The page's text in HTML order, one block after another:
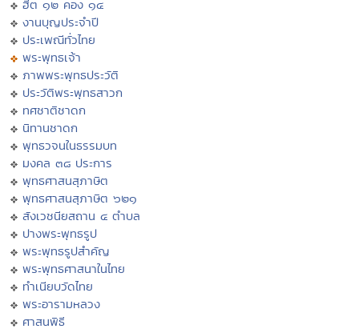
ฮีต ๑๒ คอง ๑๔
งานบุญประจำปี
ประเพณีทั่วไทย
พระพุทธเจ้า
ภาพพระพุทธประวัติ
ประวัติพระพุทธสาวก
ทศชาติชาดก
นิทานชาดก
พุทธวจนในธรรมบท
มงคล ๓๘ ประการ
พุทธศาสนสุภาษิต
พุทธศาสนสุภาษิต ๖๒๑
สังเวชนียสถาน ๔ ตำบล
ปางพระพุทธรูป
พระพุทธรูปสำคัญ
พระพุทธศาสนาในไทย
ทำเนียบวัดไทย
พระอารามหลวง
ศาสนพิธี